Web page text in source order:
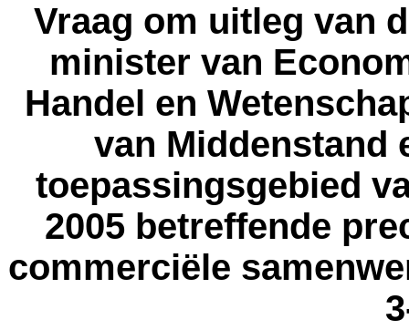
Vraag om uitleg van
minister van
Handel en
van Middenstand
toepassingsgebied
2005 betreffende
commerciële